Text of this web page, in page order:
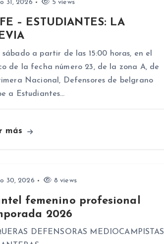
31, 2026 5 views
– ESTUDIANTES: LA
sábado a partir de las 15:00 horas, en el
de la fecha número 23, de la zona A, de
Nacional, Defensores de belgrano
a Estudiantes…
más
30, 2026 8 views
femenino profesional
2026
DEFENSORAS MEDIOCAMPISTAS